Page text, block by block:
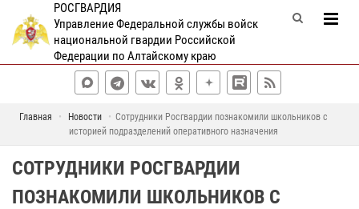
РОСГВАРДИЯ
Управление Федеральной службы войск
национальной гвардии Российской
Федерации по Алтайскому краю
Главная Новости
Сотрудники Росгвардии познакомили школьников с
историей подразделений оперативного назначения
СОТРУДНИКИ РОСГВАРДИИ
ПОЗНАКОМИЛИ ШКОЛЬНИКОВ С